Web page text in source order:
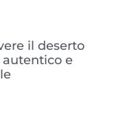
il deserto
e